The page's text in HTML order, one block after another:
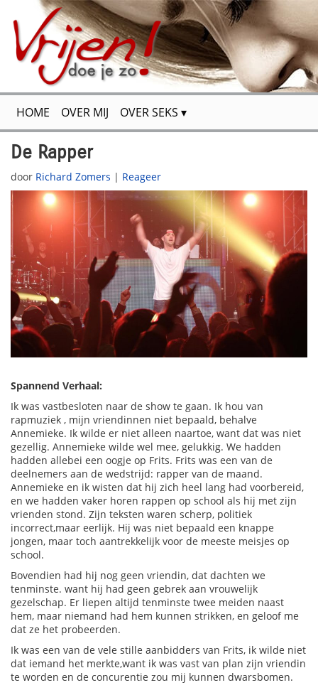
HOME OVER MIJ OVER SEKS
FLIRTEN & VERSIEREN
SPANNENDE VERHALEN SITEMAP
De Rapper
door Richard Zomers | Reageer
Spannend Verhaal:
Ik was vastbesloten naar de show te gaan. Ik hou van
rapmuziek , mijn vriendinnen niet bepaald, behalve
Annemieke. Ik wilde er niet alleen naartoe, want dat was niet
gezellig. Annemieke wilde wel mee, gelukkig. We hadden
hadden allebei een oogje op Frits. Frits was een van de
deelnemers aan de wedstrijd: rapper van de maand.
Annemieke en ik wisten dat hij zich heel lang had voorbereid,
en we hadden vaker horen rappen op school als hij met zijn
vrienden stond. Zijn teksten waren scherp, politiek
incorrect,maar eerlijk. Hij was niet bepaald een knappe
jongen, maar toch aantrekkelijk voor de meeste meisjes op
school.
Bovendien had hij nog geen vriendin, dat dachten we
tenminste. want hij had geen gebrek aan vrouwelijk
gezelschap. Er liepen altijd tenminste twee meiden naast
hem, maar niemand had hem kunnen strikken, en geloof me
dat ze het probeerden.
Ik was een van de vele stille aanbidders van Frits, ik wilde niet
dat iemand het merkte,want ik was vast van plan zijn vriendin
te worden en de concurentie zou mij kunnen dwarsbomen.